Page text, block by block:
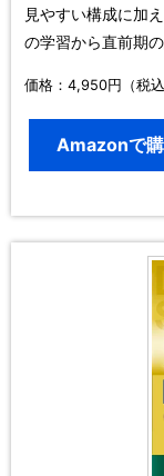
見やすい構成に加
の学習から直前期
価格：4,950円（税
Amazonで